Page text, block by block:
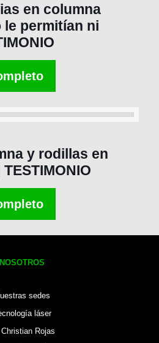
en columna
le permitían ni
y rodillas en
NOSOTROS
sedes
láser
Christian Rojas